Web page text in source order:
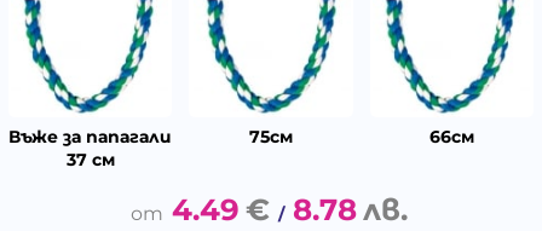
Въже за папагали
37 см
75см 66см
4.49 € / 8.78лв.